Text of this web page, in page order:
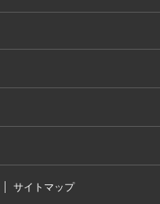
サイトマップ